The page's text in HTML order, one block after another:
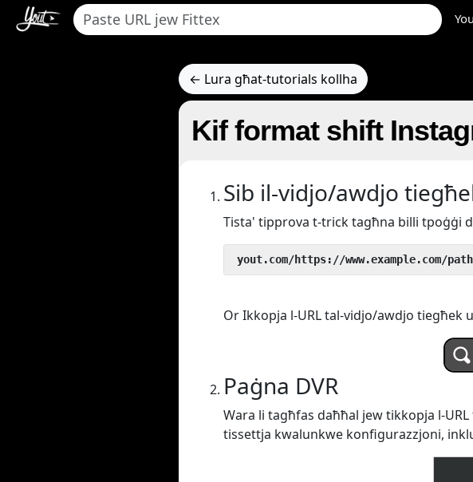
← Lura għat-tutorials kollha
Kif format shift
Sib il-vidjo/awdjo
Tista' tipprova t-trick tagħna billi tpoġġi
yout.com/https://www.example.com/
Or Ikkopja l-URL tal-vidjo/awdjo tiegħek
Paġna DVR
Wara li tagħfas daħħal jew tikkopja l-
tissettja kwalunkwe konfigurazzjoni,